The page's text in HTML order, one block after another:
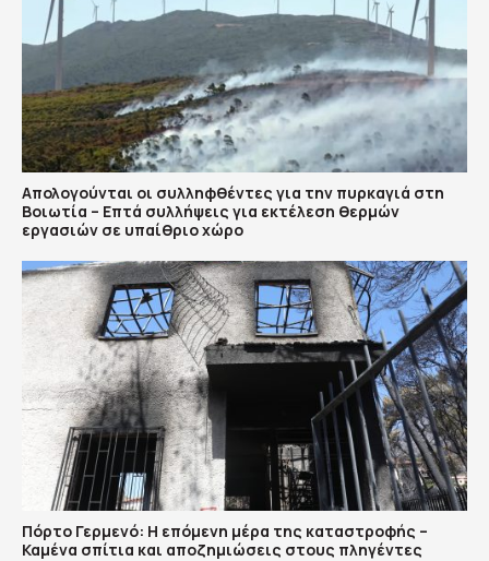
Απολογούνται οι συλληφθέντες για την πυρκαγιά στη
Βοιωτία – Επτά συλλήψεις για εκτέλεση θερμών
εργασιών σε υπαίθριο χώρο
Πόρτο Γερμενό: Η επόμενη μέρα της καταστροφής –
Καμένα σπίτια και αποζημιώσεις στους πληγέντες